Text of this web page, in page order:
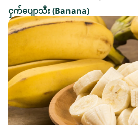
ငှက်ပျောသီး (Banana)